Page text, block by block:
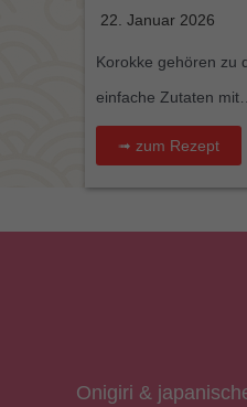
22. Januar 2026
Korokke gehören zu
einfache Zutaten
➟ zum Rezept
Onigiri &